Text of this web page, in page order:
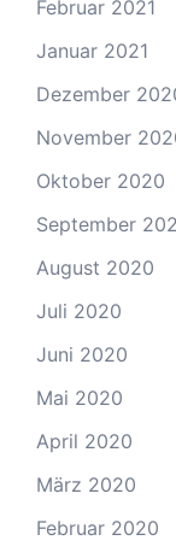
Februar 2021
Januar 2021
Dezember
November
Oktober 2020
September
August 2020
Juli 2020
Juni 2020
Mai 2020
April 2020
März 2020
Februar 2020